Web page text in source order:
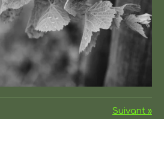
Suivant »